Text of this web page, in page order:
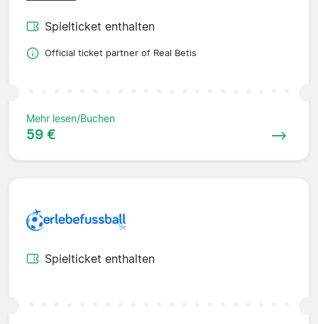
Spielticket enthalten
Official ticket partner of Real Betis
Mehr lesen/Buchen
59 €
Spielticket enthalten